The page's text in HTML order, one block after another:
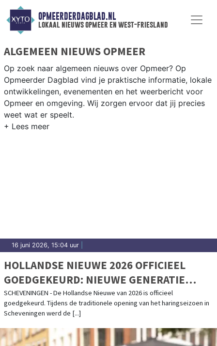
OPMEERDERDAGBLAD.NL
lokaal nieuws opmeer en west-friesland
ALGEMEEN NIEUWS OPMEER
Op zoek naar algemeen nieuws over Opmeer? Op
Opmeerder Dagblad vind je praktische informatie, lokale
ontwikkelingen, evenementen en het weerbericht voor
Opmeer en omgeving. Wij zorgen ervoor dat jij precies
weet wat er speelt.
16 juni 2026, 15:04 uur
HOLLANDSE NIEUWE 2026 OFFICIEEL
GOEDGEKEURD: NIEUWE GENERATIE
GEEFT STARTSEIN VOOR HARINGSEIZOEN
SCHEVENINGEN - De Hollandse Nieuwe van 2026 is officieel
goedgekeurd. Tijdens de traditionele opening van het haringseizoen in
Scheveningen werd de [...]